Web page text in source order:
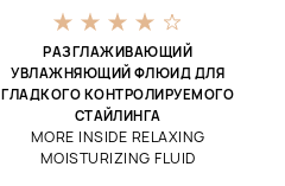
РАЗГЛАЖИВАЮЩИЙ
УВЛАЖНЯЮЩИЙ ФЛЮИД ДЛЯ
ГЛАДКОГО КОНТРОЛИРУЕМОГО
СТАЙЛИНГА
MORE INSIDE RELAXING
MOISTURIZING FLUID